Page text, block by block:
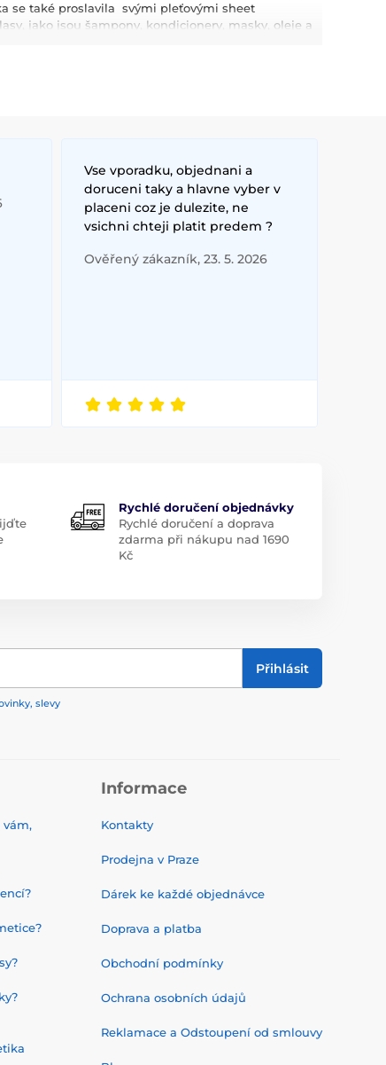
se také proslavila svými pleťovými sheet
jako jsou šampony, kondicionery, masky, oleje a
hyaluronová, které poskytují hloubkovou
Vse vporadku, objednani a
doruceni taky a hlavne vyber v
placeni coz je dulezite, ne
vsichni chteji platit predem ?
Ověřený zákazník, 23. 5. 2026
Rychlé doručení objednávky
Rychlé doručení a doprava
zdarma při nákupu nad 1690
Kč
Přihlásit
slevy
vám,
Informace
Kontakty
Prodejna v Praze
Dárek ke každé objednávce
Doprava a platba
Obchodní podmínky
Ochrana osobních údajů
Reklamace a Odstoupení od smlouvy